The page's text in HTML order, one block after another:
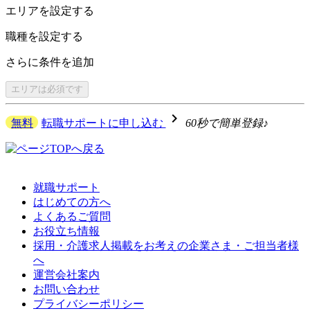
エリアを設定する
職種を設定する
さらに条件を追加
エリアは必須です
無料 転職サポートに申し込む navigate_next 60秒で簡単登録♪
就職サポート
はじめての方へ
よくあるご質問
お役立ち情報
採用・介護求人掲載をお考えの企業さま・ご担当者様
へ
運営会社案内
お問い合わせ
プライバシーポリシー